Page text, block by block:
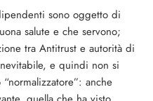
sono oggetto di
salute e che servono;
tra Antitrust e autorità di
e quindi non si
anche